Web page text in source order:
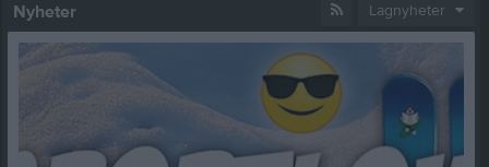
Nyheter Lagnyheter